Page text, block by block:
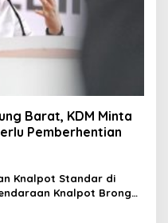
Barat, KDM Minta
Pemberhentian
Knalpot Standar di
Knalpot Brong
Ganti